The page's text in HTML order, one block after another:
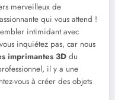
merveilleux de
qui vous attend !
intimidant avec
inquiétez pas, car nous
imprimantes 3D du
il y a une
vous à créer des objets